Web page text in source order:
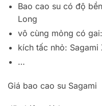
Bao cao su có độ
Long
vô cùng mỏng có
kích tấc nhỏ: Sagami
…
Giá bao cao su Sagami